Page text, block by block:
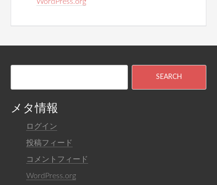
メタ情報
ログイン
投稿フィード
コメントフィード
WordPress.org